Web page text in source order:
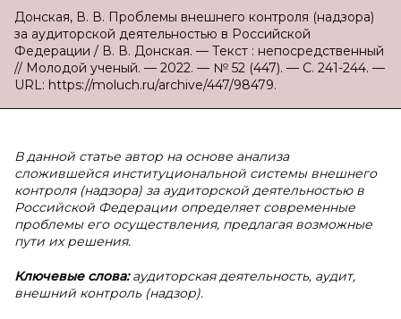
Донская, В. В. Проблемы внешнего контроля (надзора)
за аудиторской деятельностью в Российской
Федерации / В. В. Донская. — Текст : непосредственный
// Молодой ученый. — 2022. — № 52 (447). — С. 241-244. —
URL: https://moluch.ru/archive/447/98479.
В данной статье автор на основе анализа
сложившейся институциональной системы внешнего
контроля (надзора) за аудиторской деятельностью в
Российской Федерации определяет современные
проблемы его осуществления, предлагая возможные
пути их решения.
Ключевые слова:аудиторская деятельность, аудит,
внешний контроль (надзор).